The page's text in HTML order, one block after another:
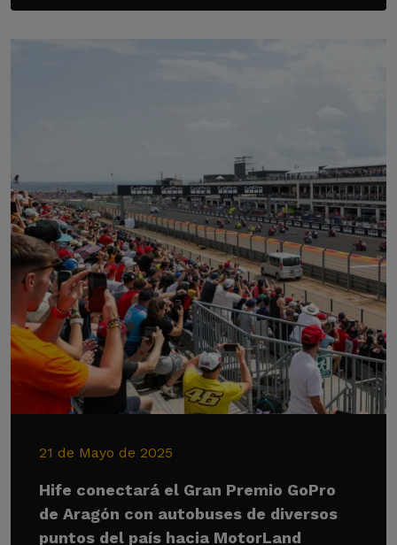
21 de Mayo de 2025
Hife conectará el Gran Premio GoPro
de Aragón con autobuses de diversos
puntos del país hacia MotorLand